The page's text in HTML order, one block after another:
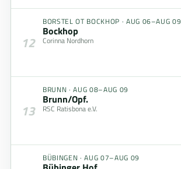
12
BORSTEL OT BOCKHOP · AUG 06–AUG 09
Bockhop
Corinna Nordhorn
13
BRUNN ·AUG 08–AUG 09
Brunn/Opf.
RSC Ratisbona e.V.
BÜBINGEN ·AUG 07–AUG 09